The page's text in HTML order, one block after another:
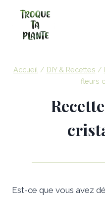
contenu
Accueil / DIY & Recettes /
fleurs
Est-ce que vous avez